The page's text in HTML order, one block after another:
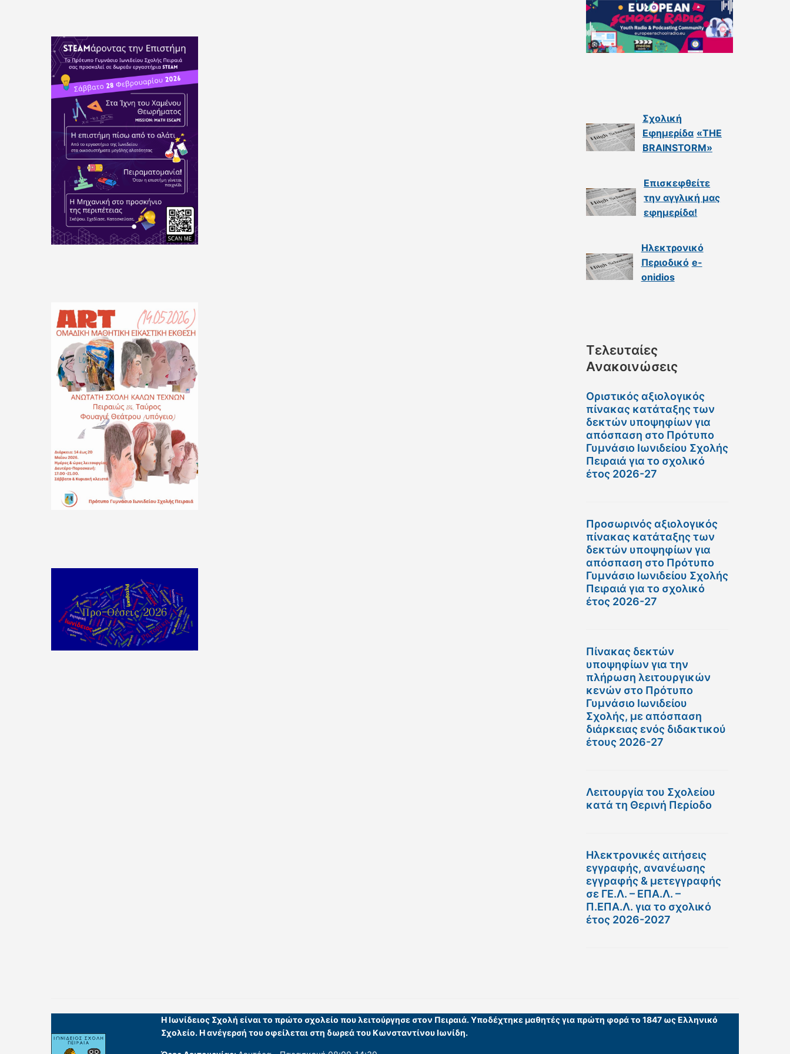
Σχολική
Εφημερίδα «THE
BRAINSTORM»
Επισκεφθείτε
την αγγλική μας
εφημερίδα!
Ηλεκτρονικό
Περιοδικό e-
onidios
Τελευταίες
Ανακοινώσεις
Οριστικός αξιολογικός
πίνακας κατάταξης των
δεκτών υποψηφίων για
απόσπαση στο Πρότυπο
Γυμνάσιο Ιωνιδείου Σχολής
Πειραιά για το σχολικό
έτος 2026-27
Προσωρινός αξιολογικός
πίνακας κατάταξης των
δεκτών υποψηφίων για
απόσπαση στο Πρότυπο
Γυμνάσιο Ιωνιδείου Σχολής
Πειραιά για το σχολικό
έτος 2026-27
Πίνακας δεκτών
υποψηφίων για την
πλήρωση λειτουργικών
κενών στο Πρότυπο
Γυμνάσιο Ιωνιδείου
Σχολής, με απόσπαση
διάρκειας ενός διδακτικού
έτους 2026-27
Λειτουργία του Σχολείου
κατά τη Θερινή Περίοδο
Ηλεκτρονικές αιτήσεις
εγγραφής, ανανέωσης
εγγραφής & μετεγγραφής
σε ΓΕ.Λ. – ΕΠΑ.Λ. –
Π.ΕΠΑ.Λ. για το σχολικό
έτος 2026-2027
Η Ιωνίδειος Σχολή είναι το πρώτο σχολείο που λειτούργησε στον Πειραιά. Υποδέχτηκε μαθητές για πρώτη φορά το 1847 ως Ελληνικό
Σχολείο. Η ανέγερσή του οφείλεται στη δωρεά του Κωνσταντίνου Ιωνίδη.